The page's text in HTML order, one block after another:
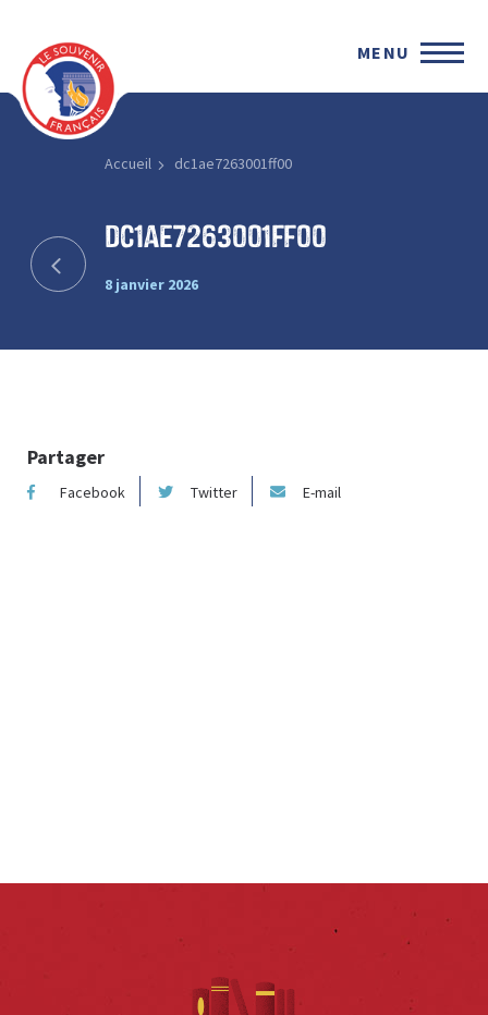
MENU
Accueil dc1ae7263001ff00
dc1ae7263001ff00
8 janvier 2026
Partager
Facebook Twitter E-mail